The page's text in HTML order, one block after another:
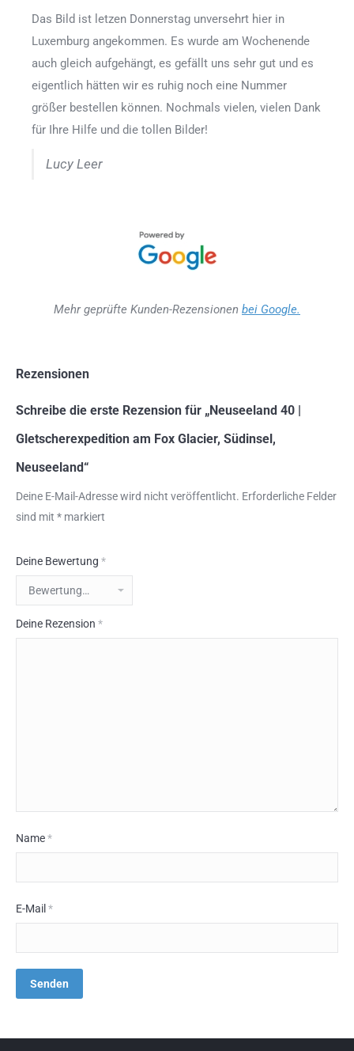
Das Bild ist letzen Donnerstag unversehrt hier in
Luxemburg angekommen. Es wurde am Wochenende
auch gleich aufgehängt, es gefällt uns sehr gut und es
eigentlich hätten wir es ruhig noch eine Nummer
größer bestellen können. Nochmals vielen, vielen Dank
für Ihre Hilfe und die tollen Bilder!
Lucy Leer
Mehr geprüfte Kunden-Rezensionen bei Google.
Rezensionen
Schreibe die erste Rezension für „Neuseeland 40 |
Gletscherexpedition am Fox Glacier, Südinsel,
Neuseeland“
Deine E-Mail-Adresse wird nicht veröffentlicht. Erforderliche Felder
sind mit * markiert
Deine Bewertung *
Deine Rezension *
Name*
E-Mail *